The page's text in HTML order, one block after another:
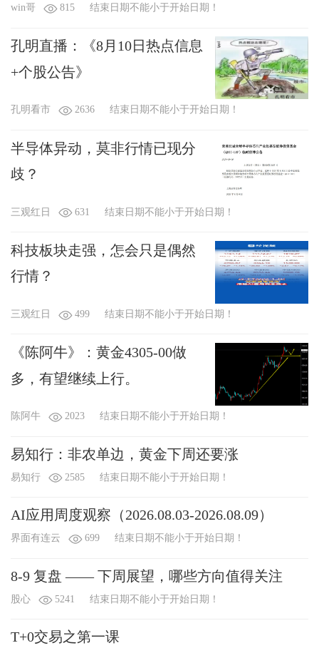
win哥 815 结束日期不能小于开始日期！
孔明直播：《8月10日热点信息
+个股公告》
孔明看市 2636 结束日期不能小于开始日期！
半导体异动，莫非行情已现分
歧？
三观红日 631 结束日期不能小于开始日期！
科技板块走强，怎会只是偶然
行情？
三观红日 499 结束日期不能小于开始日期！
《陈阿牛》：黄金4305-00做
多，有望继续上行。
陈阿牛 2023 结束日期不能小于开始日期！
易知行：非农单边，黄金下周还要涨
易知行 2585 结束日期不能小于开始日期！
AI应用周度观察（2026.08.03-2026.08.09）
界面有连云 699 结束日期不能小于开始日期！
8-9 复盘 —— 下周展望，哪些方向值得关注
股心 5241 结束日期不能小于开始日期！
T+0交易之第一课